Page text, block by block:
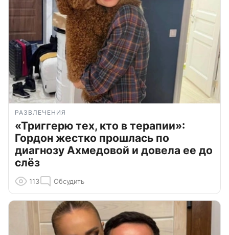
РАЗВЛЕЧЕНИЯ
«Триггерю тех, кто в терапии»:
Гордон жестко прошлась по
диагнозу Ахмедовой и довела ее до
слёз
113 Обсудить